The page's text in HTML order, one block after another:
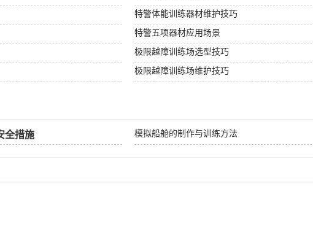
特警体能训练器材维护技巧
特警五项器材应用场景
极限越障训练场选型技巧
极限越障训练场维护技巧
全措施 模拟船舱的制作与训练方法